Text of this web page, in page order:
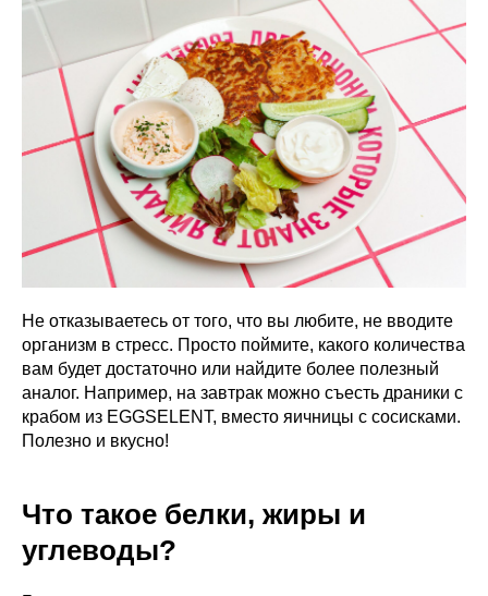
Не отказываетесь от того, что вы любите, не вводите
организм в стресс. Просто поймите, какого количества
вам будет достаточно или найдите более полезный
аналог. Например, на завтрак можно съесть драники с
крабом из EGGSELENT, вместо яичницы с сосисками.
Полезно и вкусно!
Что такое белки, жиры и
углеводы?